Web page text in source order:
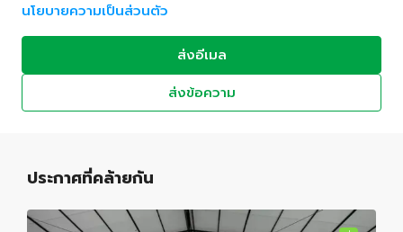
นโยบายความเป็นส่วนตัว
ส่งอีเมล
ส่งข้อความ
ประกาศที่คล้ายกัน